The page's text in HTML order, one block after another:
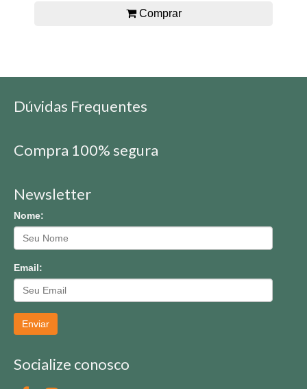
Comprar
Dúvidas Frequentes
Compra 100% segura
Newsletter
Nome:
Email:
Enviar
Socialize conosco